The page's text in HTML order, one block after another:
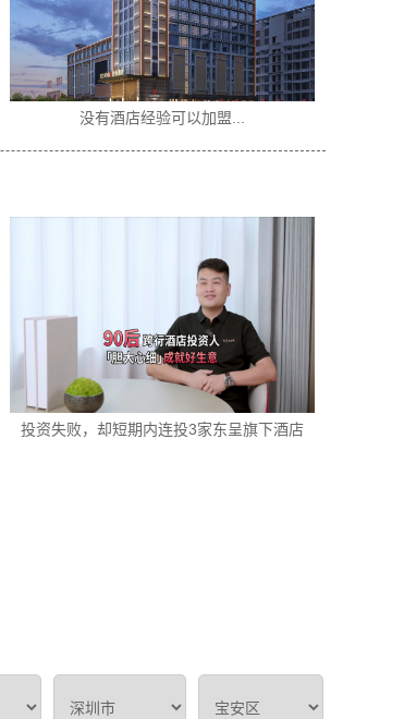
酒店加盟选什么品牌好...
投资失败，却短期内连投3家东呈旗下酒店